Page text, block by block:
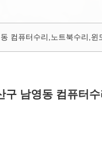
컴퓨터수리,노트북수리,
구 남영동 컴퓨터